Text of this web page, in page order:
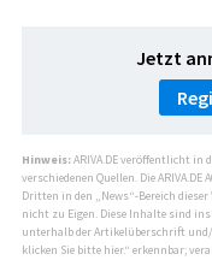
Jetzt
Hinweis:ARIVA.DE veröffentlicht in
verschiedenen Quellen. Die
Dritten in den „News“-Bereich
nicht zu Eigen. Diese Inhalte sind
unterhalb der Artikelüberschrift
klicken Sie bitte hier.“ erkennbar;